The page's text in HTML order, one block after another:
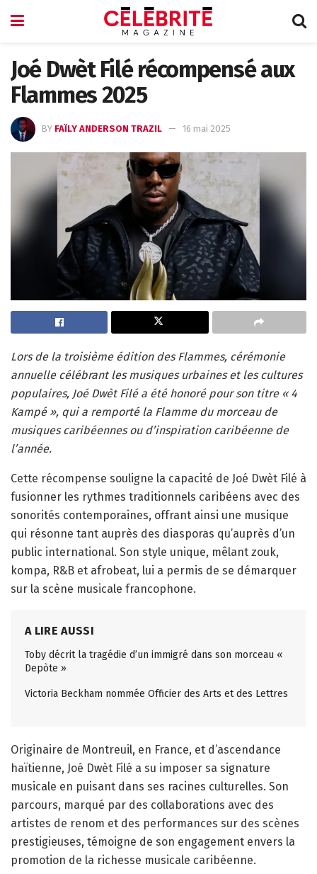
Joé Dwèt Filé récompensé aux
Flammes 2025
BY FAÏLY ANDERSON TRAZIL 16 mai 2025
Lors de la troisième édition des Flammes, cérémonie
annuelle célébrant les musiques urbaines et les cultures
populaires, Joé Dwèt Filé a été honoré pour son titre « 4
Kampé », qui a remporté la Flamme du morceau de
musiques caribéennes ou d’inspiration caribéenne de
l’année.
Cette récompense souligne la capacité de Joé Dwèt Filé à
fusionner les rythmes traditionnels caribéens avec des
sonorités contemporaines, offrant ainsi une musique
qui résonne tant auprès des diasporas qu’auprès d’un
public international. Son style unique, mêlant zouk,
kompa, R&B et afrobeat, lui a permis de se démarquer
sur la scène musicale francophone.
A LIRE AUSSI
Toby décrit la tragédie d’un immigré dans son morceau «
Depòte »
Victoria Beckham nommée Officier des Arts et des Lettres
Originaire de Montreuil, en France, et d’ascendance
haïtienne, Joé Dwèt Filé a su imposer sa signature
musicale en puisant dans ses racines culturelles. Son
parcours, marqué par des collaborations avec des
artistes de renom et des performances sur des scènes
prestigieuses, témoigne de son engagement envers la
promotion de la richesse musicale caribéenne.